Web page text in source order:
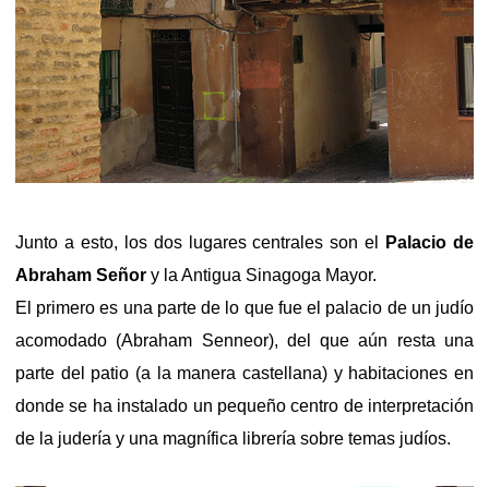
Junto a esto, los dos lugares centrales son el
Palacio de
Abraham Señor y la Antigua Sinagoga Mayor.
El primero es una parte de lo que fue el palacio de un judío
acomodado (Abraham Senneor), del que aún resta una
parte del patio (a la manera castellana) y habitaciones en
donde se ha instalado un pequeño centro de interpretación
de la judería y una magnífica librería sobre temas judíos.